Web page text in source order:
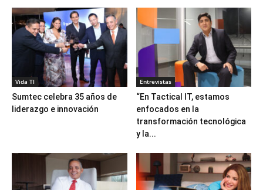
Vida TI
Sumtec celebra 35 años de
liderazgo e innovación
Entrevistas
“En Tactical IT, estamos
enfocados en la
transformación tecnológica
y la...